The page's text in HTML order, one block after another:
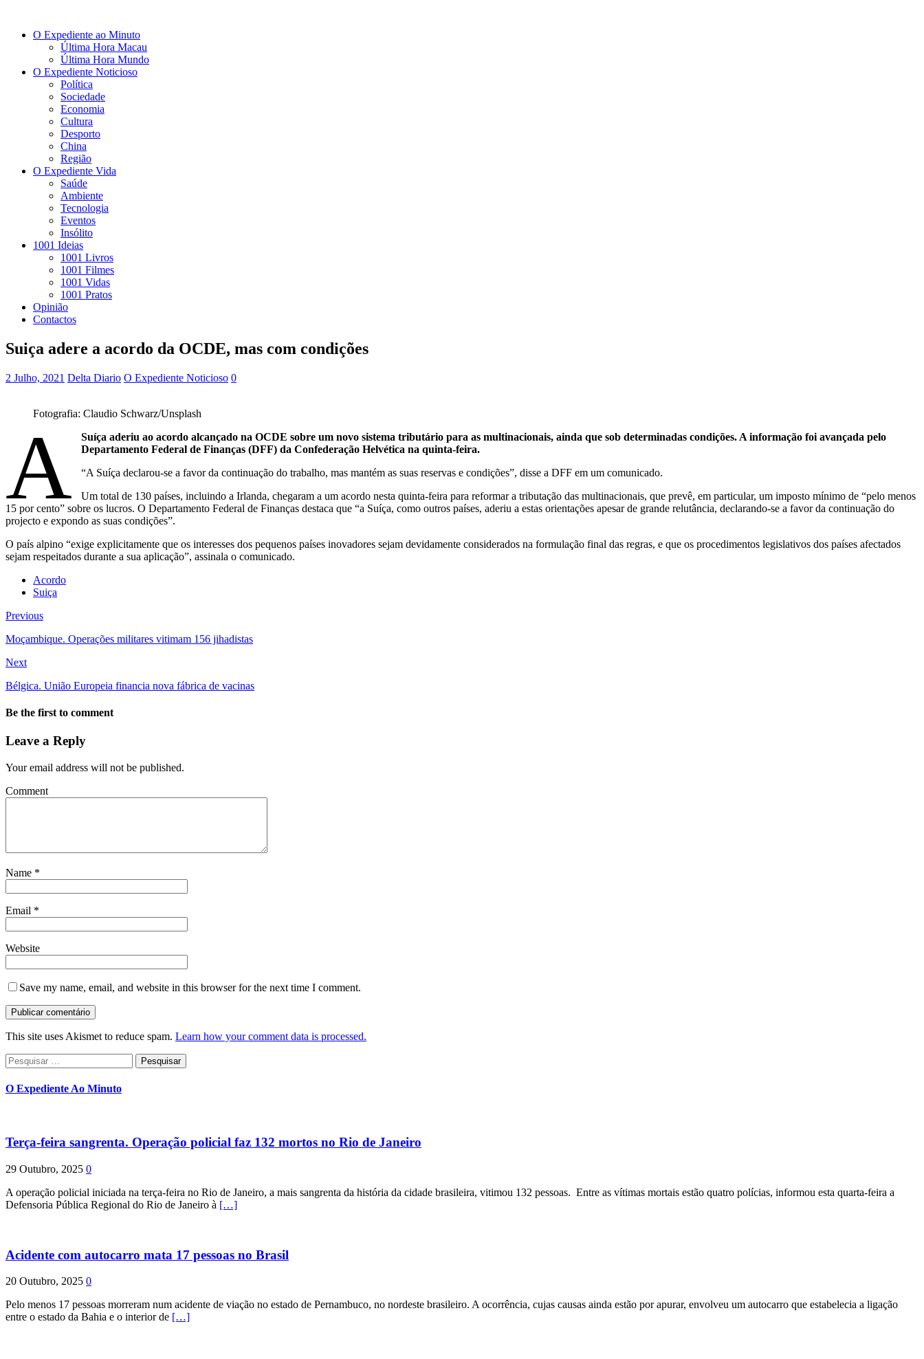
O Expediente ao Minuto
Última Hora Macau
Última Hora Mundo
O Expediente Noticioso
Política
Sociedade
Economia
Cultura
Desporto
China
Região
O Expediente Vida
Saúde
Ambiente
Tecnologia
Eventos
Insólito
1001 Ideias
1001 Livros
1001 Filmes
1001 Vidas
1001 Pratos
Opinião
Contactos
Suiça adere a acordo da OCDE, mas com condições
2 Julho, 2021 Delta Diario O Expediente Noticioso 0
Fotografia: Claudio Schwarz/Unsplash
A
Suíça aderiu ao acordo alcançado na OCDE sobre um novo sistema tributário para as multinacionais, ainda que sob determinadas condições. A informação foi avançada pelo
Departamento Federal de Finanças (DFF) da Confederação Helvética na quinta-feira.
“A Suíça declarou-se a favor da continuação do trabalho, mas mantém as suas reservas e condições”, disse a DFF em um comunicado.
Um total de 130 países, incluindo a Irlanda, chegaram a um acordo nesta quinta-feira para reformar a tributação das multinacionais, que prevê, em particular, um imposto mínimo de “pelo menos
15 por cento” sobre os lucros. O Departamento Federal de Finanças destaca que “a Suíça, como outros países, aderiu a estas orientações apesar de grande relutância, declarando-se a favor da continuação do
projecto e expondo as suas condições”.
O país alpino “exige explicitamente que os interesses dos pequenos países inovadores sejam devidamente considerados na formulação final das regras, e que os procedimentos legislativos dos países afectados
sejam respeitados durante a sua aplicação”, assinala o comunicado.
Acordo
Suiça
Previous
Moçambique. Operações militares vitimam 156 jihadistas
Next
Bélgica. União Europeia financia nova fábrica de vacinas
Be the first to comment
Leave a Reply
Your email address will not be published.
Comment
Name *
Email *
Website
Save my name, email, and website in this browser for the next time I comment.
This site uses Akismet to reduce spam. Learn how your comment data is processed.
Pesquisar
por:
O Expediente Ao Minuto
Terça-feira sangrenta. Operação policial faz 132 mortos no Rio de Janeiro
29 Outubro, 2025 0
A operação policial iniciada na terça-feira no Rio de Janeiro, a mais sangrenta da história da cidade brasileira, vitimou 132 pessoas. Entre as vítimas mortais estão quatro polícias, informou esta quarta-feira a
Defensoria Pública Regional do Rio de Janeiro à […]
Acidente com autocarro mata 17 pessoas no Brasil
20 Outubro, 2025 0
Pelo menos 17 pessoas morreram num acidente de viação no estado de Pernambuco, no nordeste brasileiro. A ocorrência, cujas causas ainda estão por apurar, envolveu um autocarro que estabelecia a ligação
entre o estado da Bahia e o interior de […]